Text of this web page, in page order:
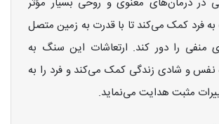
فرد کمک می‌کند تا با قدرت به زمین متصل
منفی را دور کند. ارتعاشات این سنگ به
نفس و شادی زندگی کمک می‌کند و فرد را به
مثبت هدایت می‌نماید.